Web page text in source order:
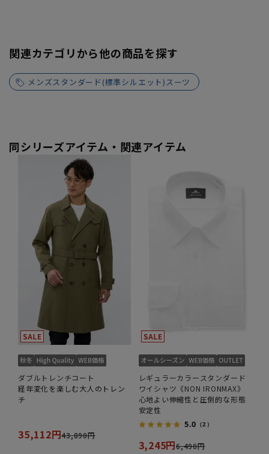
関連カテゴリから他の商品を探す
メンズスタンダード(標準シルエット)スーツ
同シリーズアイテム・関連アイテム
ダブルトレンチコート
経年変化を楽しむ大人のトレン
チ
35,112円43,890円
レギュラーカラースタンダード
ワイシャツ《NON IRONMAX》
心地よい伸縮性と圧倒的な形態
安定性
5.0 （2）
3,245円6,490円